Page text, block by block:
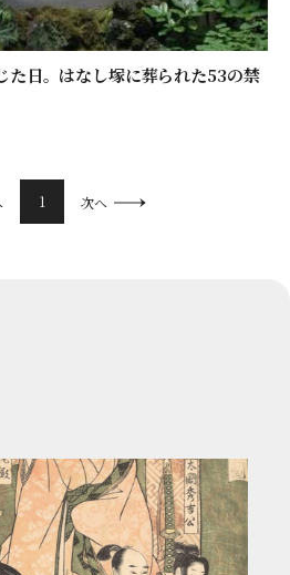
た日。はなし塚に葬られた53の禁
1 次へ